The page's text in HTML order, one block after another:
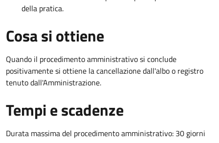
della pratica.
Cosa si ottiene
Quando il procedimento amministrativo si conclude
positivamente si ottiene la cancellazione dall'albo o registro
tenuto dall'Amministrazione.
Tempi e scadenze
Durata massima del procedimento amministrativo: 30 giorni